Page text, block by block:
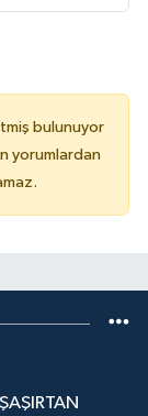
bulunuyor
yorumlardan